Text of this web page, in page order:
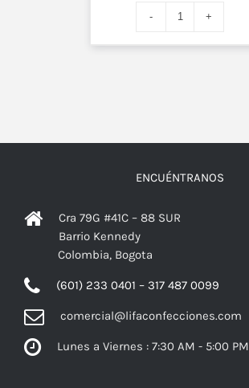
ENCUÉNTRANOS
Cra 79G #41C – 88 SUR
Barrio Kennedy
Colombia, Bogota
(601) 233 0401 – 317 487 0099
comercial@lifaconfecciones.com
Lunes a Viernes : 7:30 AM - 5:00 PM